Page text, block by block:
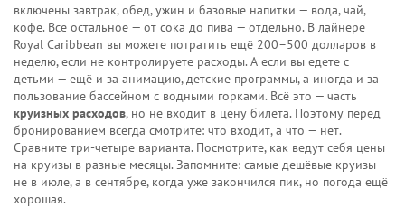
включены завтрак, обед, ужин и базовые напитки — вода, чай,
кофе. Всё остальное — от сока до пива — отдельно. В лайнере
Royal Caribbean вы можете потратить ещё 200–500 долларов в
неделю, если не контролируете расходы. А если вы едете с
детьми — ещё и за анимацию, детские программы, а иногда и за
пользование бассейном с водными горками. Всё это — часть
круизных расходов, но не входит в цену билета. Поэтому перед
бронированием всегда смотрите: что входит, а что — нет.
Сравните три-четыре варианта. Посмотрите, как ведут себя цены
на круизы в разные месяцы. Запомните: самые дешёвые круизы —
не в июле, а в сентябре, когда уже закончился пик, но погода ещё
хорошая.